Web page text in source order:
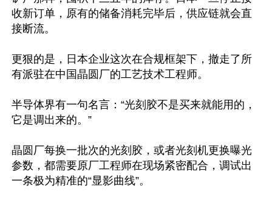
收新订单，原有的储备消耗完毕后，供应链就会直
接断流。
更狠的是，日本企业这次在合规框架下，撤走了所
有派驻在中国晶圆厂的工艺技术工程师。
半导体界有一句名言：“光刻胶不是买来就能用的，
它是调出来的。”
晶圆厂每换一批次的光刻胶，或者光刻机更换曝光
参数，都需要原厂工程师在现场紧密配合，调试出
一条极为精准的“显影曲线”。